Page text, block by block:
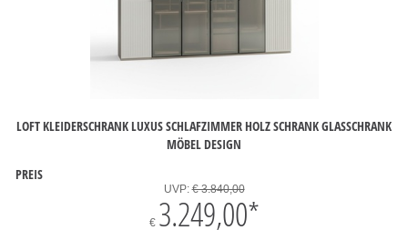
LOFT KLEIDERSCHRANK LUXUS SCHLAFZIMMER HOLZ SCHRANK GLASSCHRANK
MÖBEL DESIGN
PREIS
UVP:€ 3.840,00
€ 3.249,00*